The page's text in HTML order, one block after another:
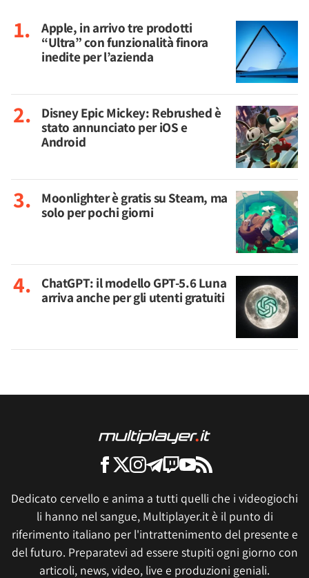
Apple, in arrivo tre prodotti
“Ultra” con funzionalità finora
inedite per l’azienda
Disney Epic Mickey: Rebrushed è
stato annunciato per iOS e
Android
Moonlighter è gratis su Steam, ma
solo per pochi giorni
ChatGPT: il modello GPT-5.6 Luna
arriva anche per gli utenti gratuiti
Dedicato cervello e anima a tutti quelli che i videogiochi
li hanno nel sangue, Multiplayer.it è il punto di
riferimento italiano per l'intrattenimento del presente e
del futuro. Preparatevi ad essere stupiti ogni giorno con
articoli, news, video, live e produzioni geniali.